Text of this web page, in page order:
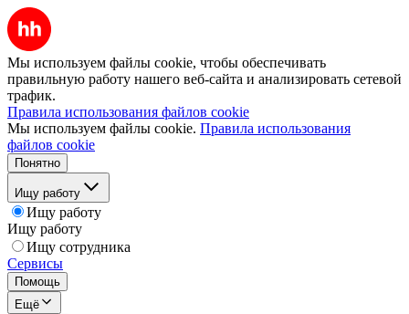
Мы используем файлы cookie, чтобы обеспечивать
правильную работу нашего веб-сайта и анализировать сетевой
трафик.
Правила использования файлов cookie
Мы используем файлы cookie. Правила использования
файлов cookie
Понятно
Ищу работу
Ищу работу
Ищу работу
Ищу сотрудника
Сервисы
Помощь
Ещё